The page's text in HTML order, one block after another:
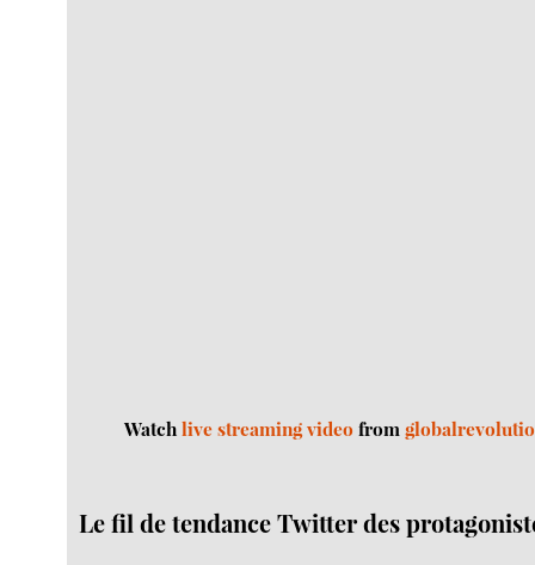
Watchlive streaming video from
Le fil de tendance Twitter des